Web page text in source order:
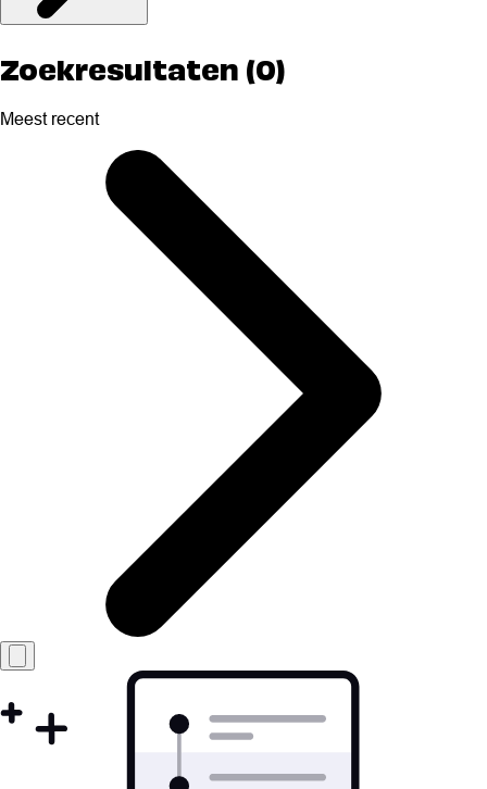
Zoekresultaten (0)
Meest recent